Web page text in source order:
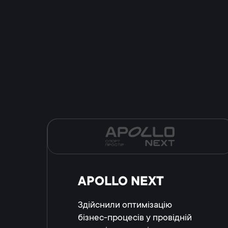
APOLLO NEXT
Здійснили оптимізацію
бізнес-процесів у провідній